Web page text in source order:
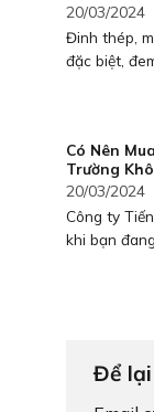
20/03/2024
Đinh thép,
đặc biệt,
Có Nên
Trường
20/03/2024
Công ty
khi bạn
Để